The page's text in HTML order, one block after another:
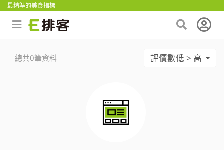
最精準的美食指標
總共0筆資料 評價數低 > 高